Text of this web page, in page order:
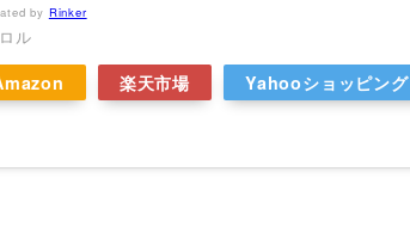
by Rinker
ル
楽天市場 Yahooショッピング